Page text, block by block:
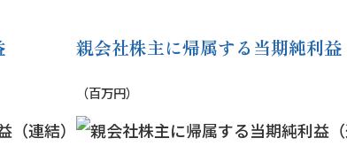
親会社株主に帰属する当期純利益
（百万円）